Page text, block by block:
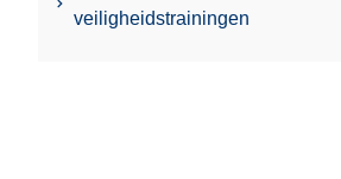
veiligheidstrainingen